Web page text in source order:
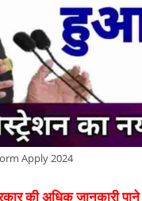
Apply 2024
की अधिक जानकारी